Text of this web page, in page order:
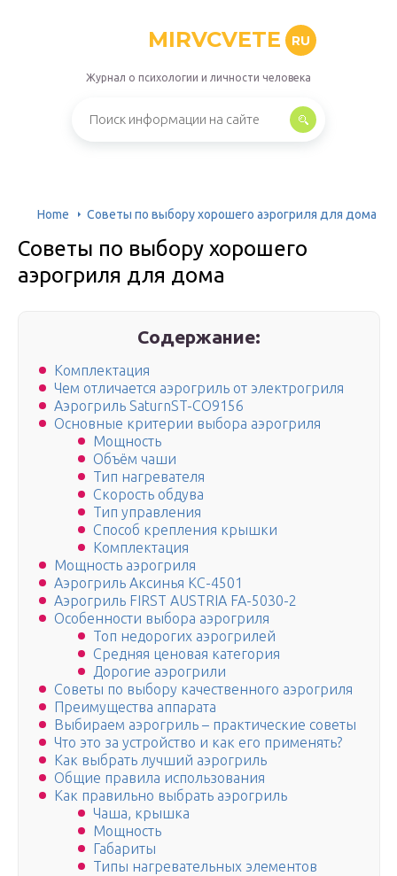
MIRVCVETE RU
Журнал о психологии и личности человека
Home Советы по выбору хорошего аэрогриля для дома
Советы по выбору хорошего
аэрогриля для дома
Содержание:
Комплектация
Чем отличается аэрогриль от электрогриля
Аэрогриль SaturnST-CO9156
Основные критерии выбора аэрогриля
Мощность
Объём чаши
Тип нагревателя
Скорость обдува
Тип управления
Способ крепления крышки
Комплектация
Мощность аэрогриля
Аэрогриль Аксинья КС-4501
Аэрогриль FIRST AUSTRIA FA-5030-2
Особенности выбора аэрогриля
Топ недорогих аэрогрилей
Средняя ценовая категория
Дорогие аэрогрили
Советы по выбору качественного аэрогриля
Преимущества аппарата
Выбираем аэрогриль – практические советы
Что это за устройство и как его применять?
Как выбрать лучший аэрогриль
Общие правила использования
Как правильно выбрать аэрогриль
Чаша, крышка
Мощность
Габариты
Типы нагревательных элементов